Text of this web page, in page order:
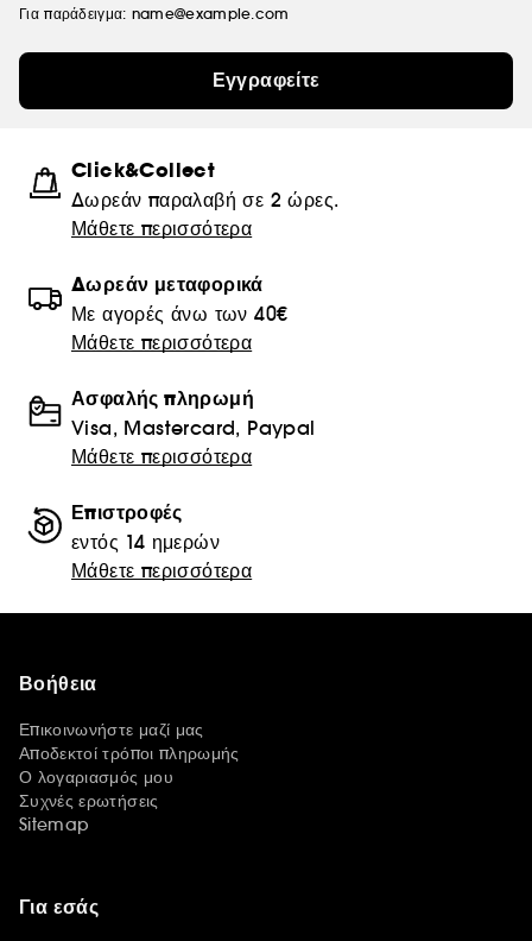
Για παράδειγμα: name@example.com
Εγγραφείτε
Click&Collect
Δωρεάν παραλαβή σε 2 ώρες.
Μάθετε περισσότερα
Δωρεάν μεταφορικά
Με αγορές άνω των 40€
Μάθετε περισσότερα
Ασφαλής πληρωμή
Visa, Mastercard, Paypal
Μάθετε περισσότερα
Επιστροφές
εντός 14 ημερών
Μάθετε περισσότερα
Βοήθεια
Επικοινωνήστε μαζί μας
Αποδεκτοί τρόποι πληρωμής
Ο λογαριασμός μου
Συχνές ερωτήσεις
Sitemap
Για εσάς